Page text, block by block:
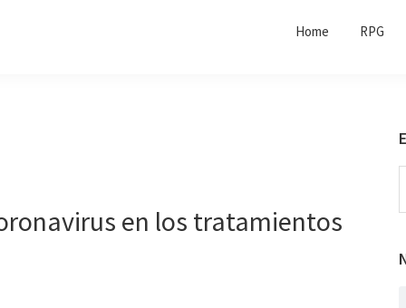
Home RPG
en los tratamientos